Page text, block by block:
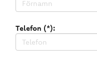
Telefon (*):